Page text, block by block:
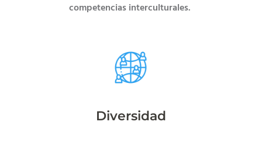
competencias interculturales.
Diversidad